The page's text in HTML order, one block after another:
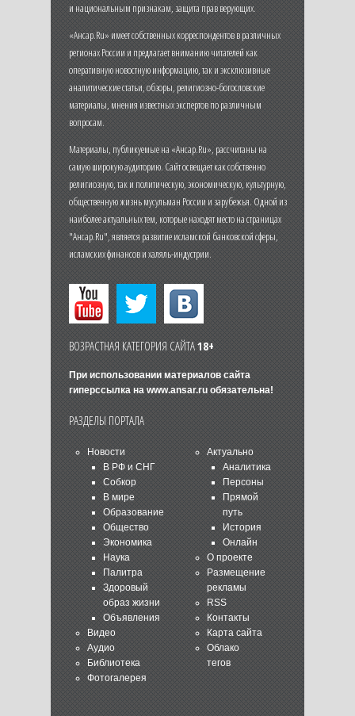
и национальным признакам, защита прав верующих.
«Ансар.Ru» имеет собственных корреспондентов в различных
регионах России и предлагает вниманию читателей как
оперативную новостную информацию, так и эксклюзивные
аналитические статьи, обзоры, религиозно-богословские
материалы, мнения известных экспертов по различным
вопросам.
Материалы, публикуемые на «Ансар.Ru», рассчитаны на
самую широкую аудиторию. Сайт освещает как собственно
религиозную, так и политическую, экономическую, культурную,
общественную жизнь мусульман России и зарубежья. Одной из
наиболее актуальных тем, которые находят место на страницах
"Ансар.Ru", является развитие исламской банковской сферы,
исламских финансов и халяль-индустрии.
ВОЗРАСТНАЯ КАТЕГОРИЯ САЙТА18+
При использовании материалов сайта
гиперссылка на www.ansar.ruобязательна!
РАЗДЕЛЫ ПОРТАЛА
Новости
В РФ и СНГ
Собкор
В мире
Образование
Общество
Экономика
Наука
Палитра
Здоровый
образ жизни
Объявления
Видео
Аудио
Библиотека
Фотогалерея
Актуально
Аналитика
Персоны
Прямой
путь
История
Онлайн
О проекте
Размещение
рекламы
RSS
Контакты
Карта сайта
Облако
тегов